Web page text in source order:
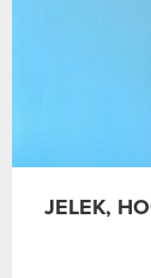
JELEK,